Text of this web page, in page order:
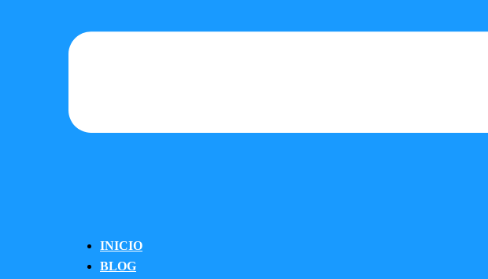
INICIO
BLOG